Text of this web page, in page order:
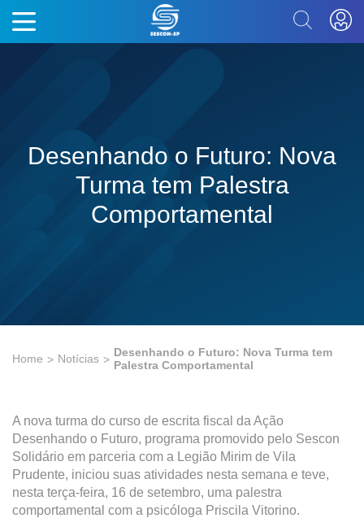
Desenhando o Futuro: Nova
Turma tem Palestra
Comportamental
Home Notícias
Desenhando o Futuro: Nova Turma tem
Palestra Comportamental
A nova turma do curso de escrita fiscal da Ação
Desenhando o Futuro, programa promovido pelo Sescon
Solidário em parceria com a Legião Mirim de Vila
Prudente, iniciou suas atividades nesta semana e teve,
nesta terça-feira, 16 de setembro, uma palestra
comportamental com a psicóloga Priscila Vitorino.